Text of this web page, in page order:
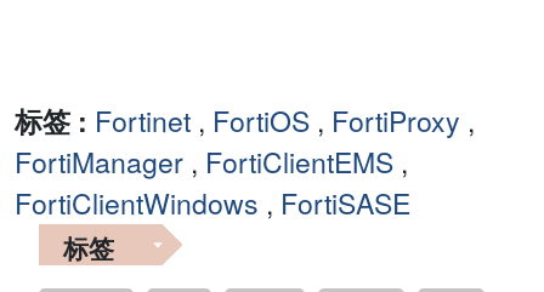
标签 : Fortinet , FortiOS , FortiProxy ,
FortiManager , FortiClientEMS ,
FortiClientWindows , FortiSASE
标签